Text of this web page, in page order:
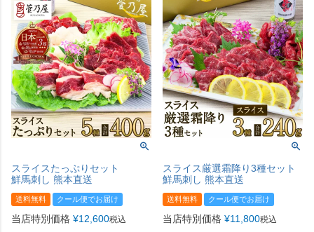
スライスたっぷりセット
鮮馬刺し 熊本直送
送料無料 クール便でお届け
当店特別価格 ¥12,600税込
スライス厳選霜降り3種セット
鮮馬刺し 熊本直送
送料無料 クール便でお届け
当店特別価格 ¥11,800税込